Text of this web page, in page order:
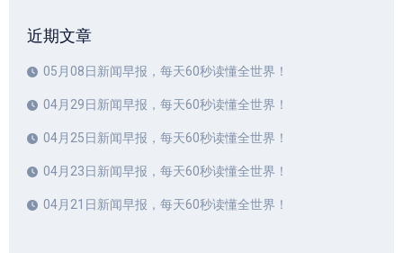
近期文章
05月08日新闻早报，每天60秒读懂全世界！
04月29日新闻早报，每天60秒读懂全世界！
04月25日新闻早报，每天60秒读懂全世界！
04月23日新闻早报，每天60秒读懂全世界！
04月21日新闻早报，每天60秒读懂全世界！